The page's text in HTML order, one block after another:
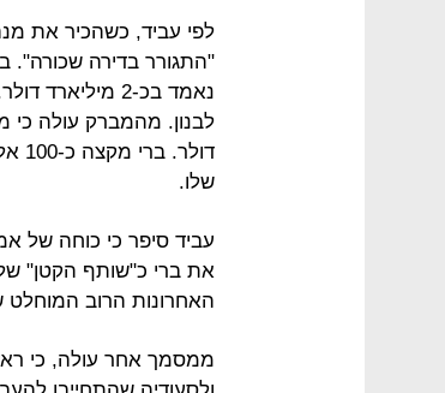
"התגורר בדירה
נאמד בכ-2
שלו.
עביד סיפר כי כוחה של
את ברי כ"שותף הקטן"
האחרונות הרוב המוחלט
ממסמך אחר עולה, כי